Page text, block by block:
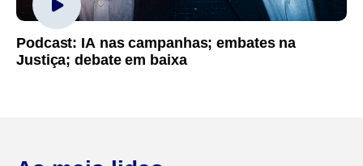
Podcast: IA nas campanhas; embates na
Justiça; debate em baixa